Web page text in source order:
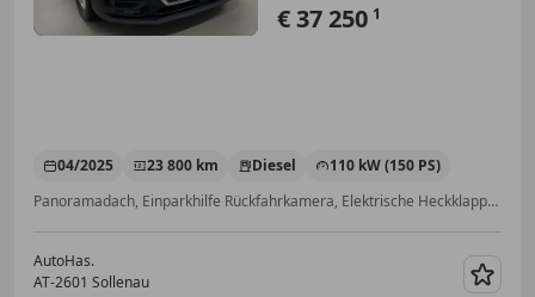
€ 37 250 1
04/2025 23 800 km Diesel
110 kW (150 PS)
Panoramadach, Einparkhilfe Rückfahrkamera, Elektrische Heckklappe, Anhängerkupplung, Schiebedach, Getönte Scheiben, Abstandstempomat, Schlüssellose Zentralverriegelung
AutoHas.
AT-2601 Sollenau